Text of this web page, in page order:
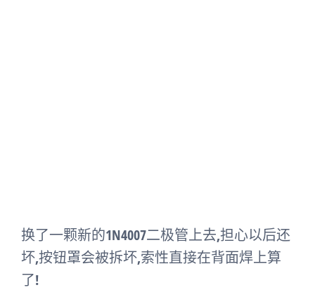
换了一颗新的1N4007二极管上去,担心以后还
坏,按钮罩会被拆坏,索性直接在背面焊上算
了!